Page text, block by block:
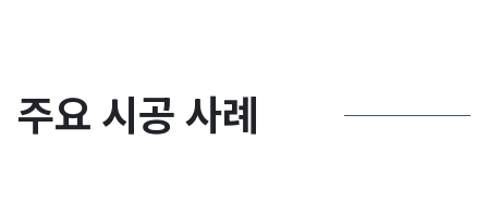
주요 시공 사례